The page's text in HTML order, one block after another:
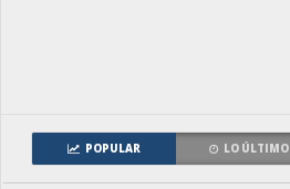
POPULAR LO ÚLTIMO